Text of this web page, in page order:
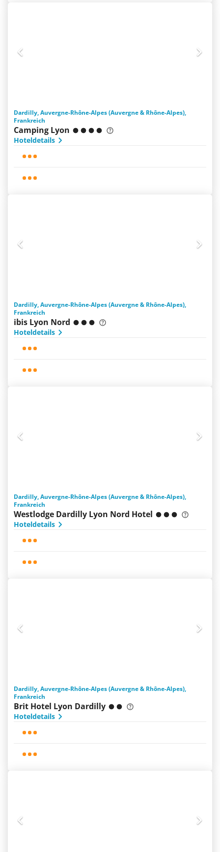
Dardilly, Auvergne-Rhône-Alpes (Auvergne & Rhône-Alpes),
Frankreich
Camping Lyon
Hoteldetails
Dardilly, Auvergne-Rhône-Alpes (Auvergne & Rhône-Alpes),
Frankreich
ibis Lyon Nord
Hoteldetails
Dardilly, Auvergne-Rhône-Alpes (Auvergne & Rhône-Alpes),
Frankreich
Westlodge Dardilly Lyon Nord Hotel
Hoteldetails
Dardilly, Auvergne-Rhône-Alpes (Auvergne & Rhône-Alpes),
Frankreich
Brit Hotel Lyon Dardilly
Hoteldetails